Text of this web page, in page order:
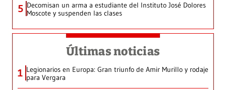
5 Decomisan un arma a estudiante del Instituto José Dolores
Moscote y suspenden las clases
Últimas noticias
1 Legionarios en Europa: Gran triunfo de Amir Murillo y rodaje
para Vergara